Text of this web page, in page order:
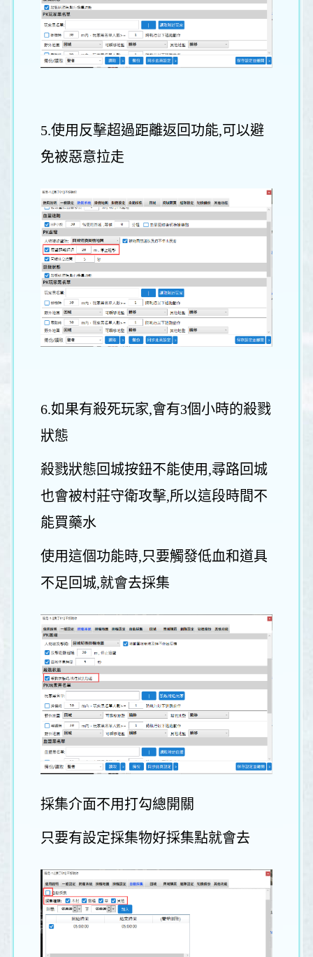
5.使用反擊超過距離返回功能,可以避
免被惡意拉走
6.如果有殺死玩家,會有3個小時的殺戮
狀態
殺戮狀態回城按鈕不能使用,尋路回城
也會被村莊守衛攻擊,所以這段時間不
能買藥水
使用這個功能時,只要觸發低血和道具
不足回城,就會去採集
採集介面不用打勾總開關
只要有設定採集物好採集點就會去